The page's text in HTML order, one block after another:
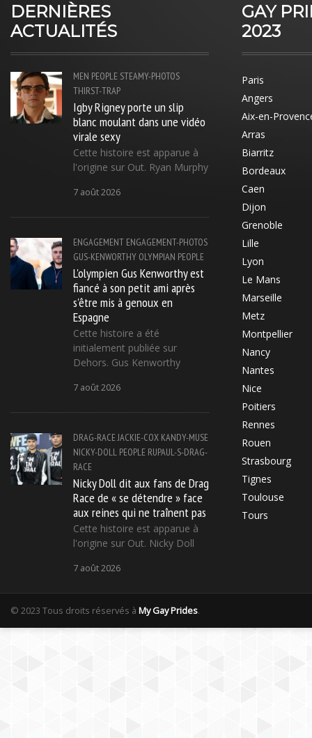
DERNIÈRES
ACTUALITÉS
MEN PEOPLE STEAMY-PHOTOS
THIRST-TRAP
Igby Rigney porte un slip
blanc moulant dans une vidéo
virale sexy
Cette histoire est apparue à
l'origine sur Out. Ryan Murphy
7 août 2026
ENGAGEMENT ENGAGEMENT-PHOTOS
GUS-KENWORTHY OLYMPIAN PEOPLE
L'olympien Gus Kenworthy est
fiancé à son petit ami après
s'être mis à genoux en
Espagne
Cette histoire a été
initialement publiée sur
Dehors. Gus Kenworthy
7 août 2026
DRAG-RACEJACKIE-COX KANDY-MUSE
NICKY-DOLL PEOPLE RUPAUL-S-DRAG-
RACE
Nicky Doll dit aux fans de Drag
Race de « se détendre » face
aux reines qui ne traînent pas
Cette histoire est apparue à
l'origine sur Out. Nicky Doll
7 août 2026
GAY
2023
Paris
Angers
Aix-en-
Arras
Biarritz
Bordeaux
Caen
Dijon
Grenoble
Lille
Lyon
Le Mans
Marseille
Metz
Montpellier
Nancy
Nantes
Nice
Poitiers
Rennes
Rouen
Strasbourg
Tignes
Toulouse
Tours
© 2023 Tous droits réservés à My Gay Prides.